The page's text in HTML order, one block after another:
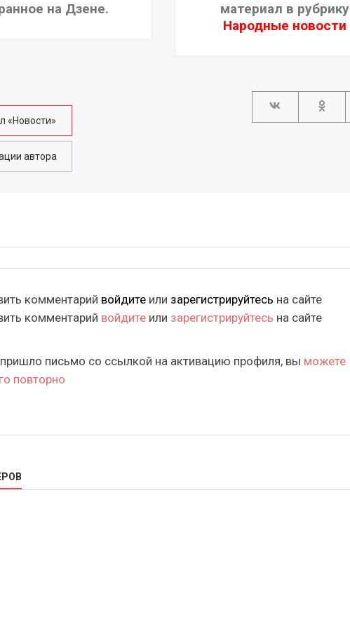
на Дзене.
материал в рубрику
Народные новости
«Новости»
автора
комментарий войдите или зарегистрируйтесь на сайте
комментарий войдите или зарегистрируйтесь на сайте
письмо со ссылкой на активацию профиля, вы можете
повторно